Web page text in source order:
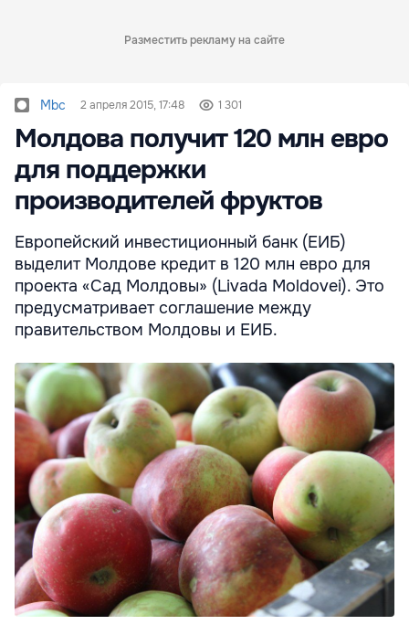
Разместить рекламу на сайте
Mbc 2 апреля 2015, 17:48 1 301
Молдова получит 120 млн евро
для поддержки
производителей фруктов
Европейский инвестиционный банк (ЕИБ)
выделит Молдове кредит в 120 млн евро для
проекта «Сад Молдовы» (Livada Moldovei). Это
предусматривает соглашение между
правительством Молдовы и ЕИБ.